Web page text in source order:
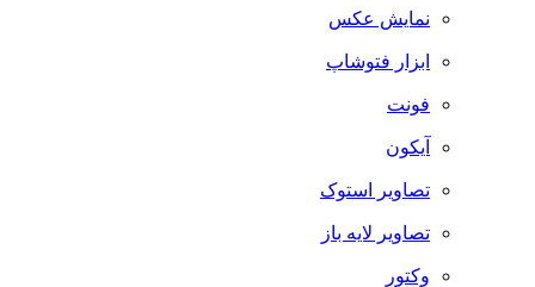
نمایش عکس
ابزار فتوشاپ
فونت
آیکون
تصاویر استوک
تصاویر لایه باز
وکتور